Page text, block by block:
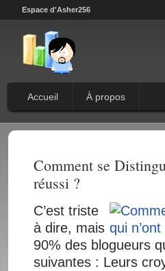
Espace d'Asher256
Accueil À propos
Comment se
réussi ?
C’est triste
à dire, mais
90% des blogueurs
suivantes : Leurs